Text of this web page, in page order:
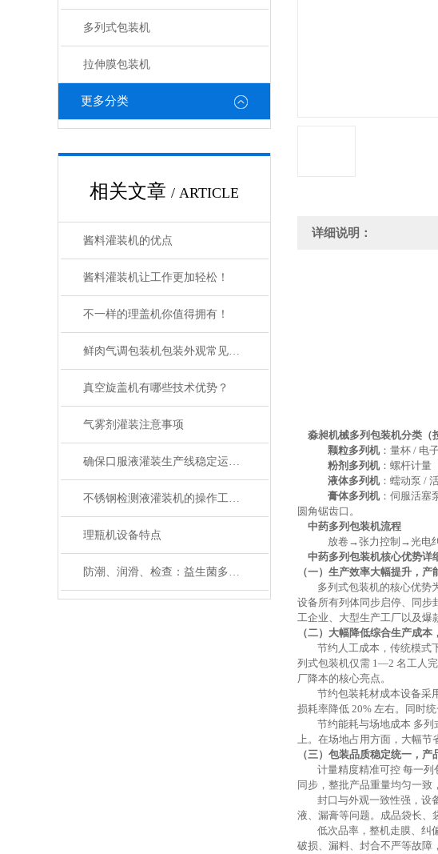
多列式包装机
拉伸膜包装机
更多分类
相关文章 / ARTICLE
酱料灌装机的优点
酱料灌装机让工作更加轻松！
不一样的理盖机你值得拥有！
鲜肉气调包装机包装外观常见问题与处理方法
真空旋盖机有哪些技术优势？
气雾剂灌装注意事项
确保口服液灌装生产线稳定运行的关键措施
不锈钢检测液灌装机的操作工序您知道是哪些？
理瓶机设备特点
防潮、润滑、检查：益生菌多列包装机维护三大关键词
详细说明：
淼昶机械多列包装机分类（
颗粒多列机：量杯 / 电
粉剂多列机：螺杆计量
液体多列机：蠕动泵 /
膏体多列机：伺服活塞
圆角锯齿口。
中药多列包装机流程
放卷 →张力控制→光电
中药多列包装机核心优势详
（一）生产效率大幅提升，产
多列式包装机的核心优势
设备所有列体同步启停、同步
工企业、大型生产工厂以及爆
（二）大幅降低综合生产成
节约人工成本 ， 传统模式
列式包装机仅需 1—2 名工人
厂降本的核心亮点。
节约包装耗材成本设备采
损耗率降低 20% 左右。同时
节约能耗与场地成本 多列
上。在场地占用方面，大幅节
（三）包装品质稳定统一，产
计量精度精准可控 每一列
同步，整批产品重量均匀一致
封口与外观一致性强 ， 设
液、漏膏等问题。成品袋长、
低次品率 ， 整机走膜、纠
破损、漏料、封合不严等故障